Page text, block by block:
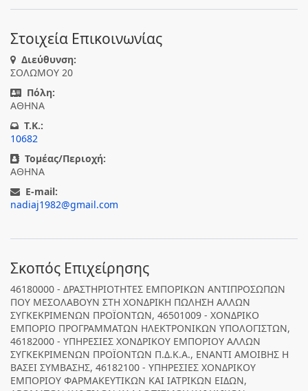
Στοιχεία Επικοινωνίας
Διεύθυνση:
ΣΟΛΩΜΟΥ 20
Πόλη:
ΑΘΗΝΑ
T.K.:
10682
Τομέας/Περιοχή:
ΑΘΗΝΑ
E-mail:
nadiaj1982@gmail.com
Σκοπός Επιχείρησης
46180000 - ΔΡΑΣΤΗΡΙΟΤΗΤΕΣ ΕΜΠΟΡΙΚΩΝ ΑΝΤΙΠΡΟΣΩΠΩΝ
ΠΟΥ ΜΕΣΟΛΑΒΟΥΝ ΣΤΗ ΧΟΝΔΡΙΚΗ ΠΩΛΗΣΗ ΑΛΛΩΝ
ΣΥΓΚΕΚΡΙΜΕΝΩΝ ΠΡΟΪΟΝΤΩΝ, 46501009 - ΧΟΝΔΡΙΚΟ
ΕΜΠΟΡΙΟ ΠΡΟΓΡΑΜΜΑΤΩΝ ΗΛΕΚΤΡΟΝΙΚΩΝ ΥΠΟΛΟΓΙΣΤΩΝ,
46182000 - ΥΠΗΡΕΣΙΕΣ ΧΟΝΔΡΙΚΟΥ ΕΜΠΟΡΙΟΥ ΑΛΛΩΝ
ΣΥΓΚΕΚΡΙΜΕΝΩΝ ΠΡΟΪΟΝΤΩΝ Π.Δ.Κ.Α., ΕΝΑΝΤΙ ΑΜΟΙΒΗΣ Η
ΒΑΣΕΙ ΣΥΜΒΑΣΗΣ, 46182100 - ΥΠΗΡΕΣΙΕΣ ΧΟΝΔΡΙΚΟΥ
ΕΜΠΟΡΙΟΥ ΦΑΡΜΑΚΕΥΤΙΚΩΝ ΚΑΙ ΙΑΤΡΙΚΩΝ ΕΙΔΩΝ,